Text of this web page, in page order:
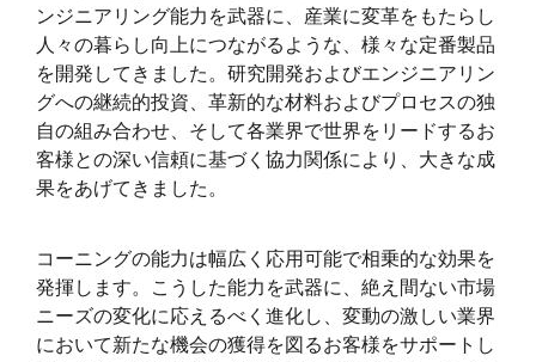
ンジニアリング能力を武器に、産業に変革をもたらし
人々の暮らし向上につながるような、様々な定番製品
を開発してきました。研究開発およびエンジニアリン
グへの継続的投資、革新的な材料およびプロセスの独
自の組み合わせ、そして各業界で世界をリードするお
客様との深い信頼に基づく協力関係により、大きな成
果をあげてきました。
コーニングの能力は幅広く応用可能で相乗的な効果を
発揮します。こうした能力を武器に、絶え間ない市場
ニーズの変化に応えるべく進化し、変動の激しい業界
において新たな機会の獲得を図るお客様をサポートし